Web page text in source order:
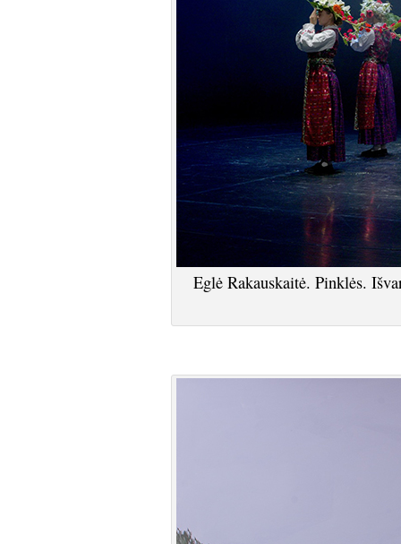
Eglė Rakauskaitė. Pinklės.